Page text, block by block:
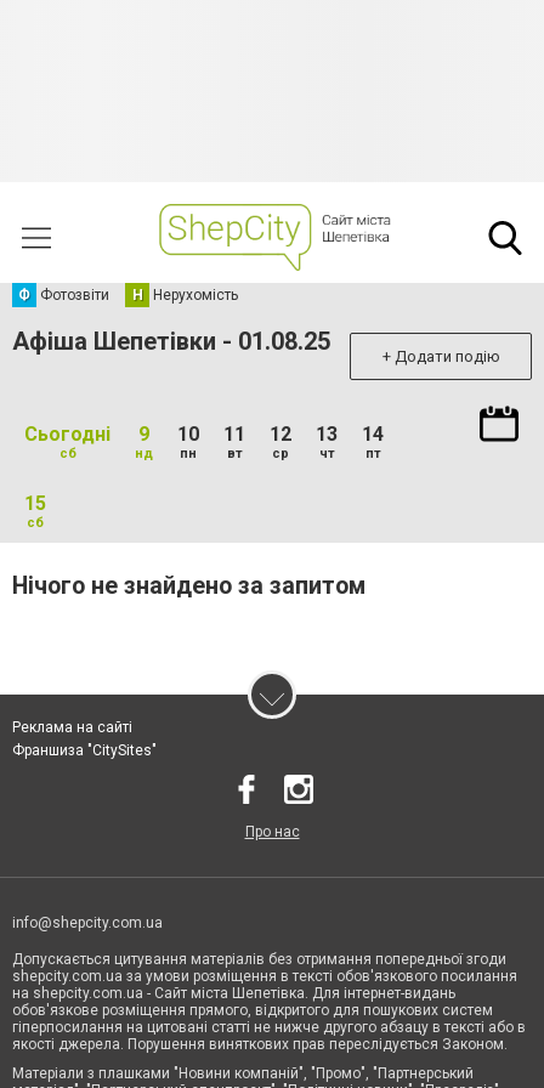
Ф Фотозвіти Н Нерухомість
Афіша Шепетівки - 01.08.25 + Додати подію
Сьогодні
сб
9
нд
10
пн
11
вт
12
ср
13
чт
14
пт
15
сб
Нічого не знайдено за запитом
Реклама на сайті
Франшиза "CitySites"
Про нас
info@shepcity.com.ua
Допускається цитування матеріалів без отримання попередньої згоди
shepcity.com.ua за умови розміщення в тексті обов'язкового посилання
на shepcity.com.ua - Сайт міста Шепетівка. Для інтернет-видань
обов'язкове розміщення прямого, відкритого для пошукових систем
гіперпосилання на цитовані статті не нижче другого абзацу в тексті або в
якості джерела. Порушення виняткових прав переслідується Законом.
Матеріали з плашками "Новини компаній", "Промо", "Партнерський